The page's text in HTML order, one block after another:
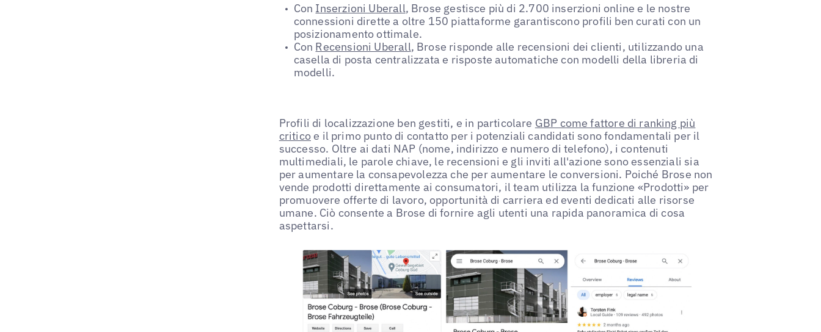
Con Inserzioni Uberall, Brose gestisce più di 2.700 inserzioni online e le nostre
connessioni dirette a oltre 150 piattaforme garantiscono profili ben curati con un
posizionamento ottimale.
Con Recensioni Uberall, Brose risponde alle recensioni dei clienti, utilizzando una
casella di posta centralizzata e risposte automatiche con modelli della libreria di
modelli.
Profili di localizzazione ben gestiti, e in particolare GBP come fattore di ranking più
criticoe il primo punto di contatto per i potenziali candidati sono fondamentali per il
successo. Oltre ai dati NAP (nome, indirizzo e numero di telefono), i contenuti
multimediali, le parole chiave, le recensioni e gli inviti all'azione sono essenziali sia
per aumentare la consapevolezza che per aumentare le conversioni. Poiché Brose non
vende prodotti direttamente ai consumatori, il team utilizza la funzione «Prodotti» per
promuovere offerte di lavoro, opportunità di carriera ed eventi dedicati alle risorse
umane. Ciò consente a Brose di fornire agli utenti una rapida panoramica di cosa
aspettarsi.